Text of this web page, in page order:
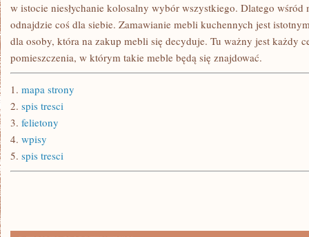
w istocie niesłychanie kolosalny wybór wszystkiego. Dlatego
odnajdzie coś dla siebie. Zamawianie mebli kuchennych jest
dla osoby, która na zakup mebli się decyduje. Tu ważny jest każdy
pomieszczenia, w którym takie meble będą się znajdować.
1. mapa strony
2. spis tresci
3. felietony
4. wpisy
5. spis tresci